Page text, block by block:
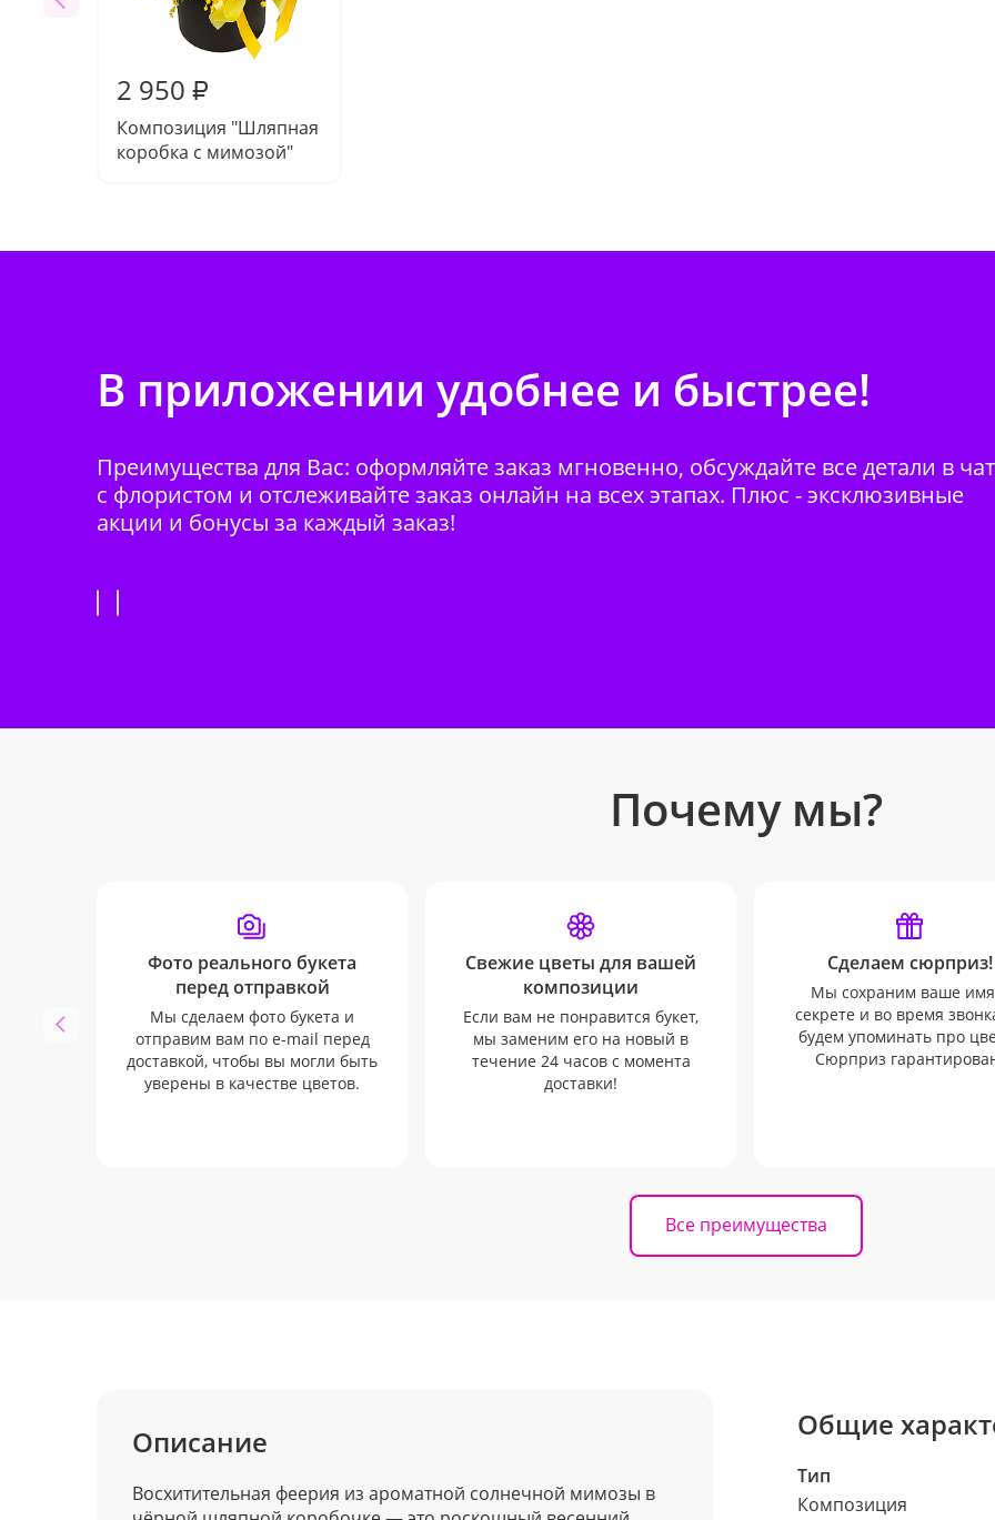
2 950 ₽
Композиция "Шляпная
коробка с мимозой"
В приложении удобнее и быстрее!
Преимущества для Вас: оформляйте заказ мгновенно, обсуждайте все детали в
с флористом и отслеживайте заказ онлайн на всех этапах. Плюс - эксклюзивные
акции и бонусы за каждый заказ!
Почему мы?
Фото реального букета
перед отправкой
Мы сделаем фото букета и
отправим вам по e-mail перед
доставкой, чтобы вы могли быть
уверены в качестве цветов.
Свежие цветы для вашей
композиции
Если вам не понравится букет,
мы заменим его на новый в
течение 24 часов с момента
доставки!
Сделаем сюрприз!
Мы сохраним ваше
секрете и во время
будем упоминать про
Сюрприз
Все преимущества
Описание
Восхитительная феерия из ароматной солнечной мимозы в
Общие
Тип
Композиция